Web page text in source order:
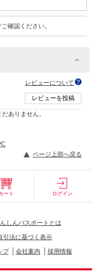
ご確認ください。
レビューについて
レビューを投稿
ありません。
ページ上部へ戻る
ート ログイン
しんパスポートとは
引法に基づく表示
プ 会社案内 採用情報